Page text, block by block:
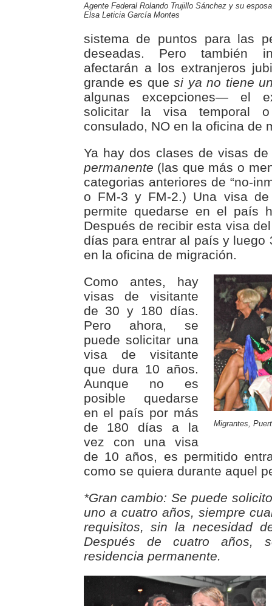
Agente Federal Rolando Trujillo Sánchez y su
Elsa Leticia García Montes
sistema de puntos para las
deseadas. Pero también
afectarán a los extranjeros
grande es quesi ya no tiene
algunas excepciones— el
solicitar la visa temporal
consulado, NO en la oficina de
Ya hay dos clases de visas
permanente (las que más o
categorias anteriores de “no-
o FM-3 y FM-2.) Una visa
permite quedarse en el país
Después de recibir esta visa
días para entrar al país y luego
en la oficina de migración.
Migrantes,
Como antes, hay
visas de visitante
de 30 y 180 días.
Pero ahora, se
puede solicitar una
visa de visitante
que dura 10 años.
Aunque no es
posible quedarse
en el país por más
de 180 días a la
vez con una visa
de 10 años, es permitido
como se quiera durante aquel
*Gran cambio: Se puede
uno a cuatro años, siempre
requisitos, sin la necesidad
Después de cuatro años,
residencia permanente.